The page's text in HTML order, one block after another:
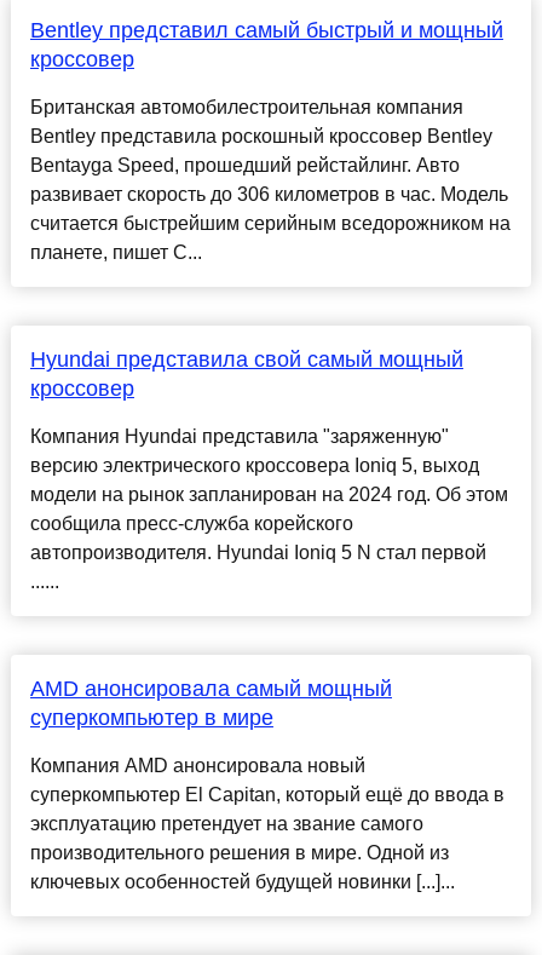
Bentley представил самый быстрый и мощный
кроссовер
Британская автомобилестроительная компания
Bentley представила роскошный кроссовер Bentley
Bentayga Speed, прошедший рейстайлинг. Авто
развивает скорость до 306 километров в час. Модель
считается быстрейшим серийным вседорожником на
планете, пишет C...
Hyundai представила свой самый мощный
кроссовер
Компания Hyundai представила "заряженную"
версию электрического кроссовера Ioniq 5, выход
модели на рынок запланирован на 2024 год. Об этом
сообщила пресс-служба корейского
автопроизводителя. Hyundai Ioniq 5 N стал первой
......
AMD анонсировала самый мощный
суперкомпьютер в мире
Компания AMD анонсировала новый
суперкомпьютер El Capitan, который ещё до ввода в
эксплуатацию претендует на звание самого
производительного решения в мире. Одной из
ключевых особенностей будущей новинки [...]...